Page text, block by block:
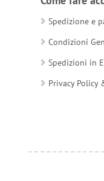
Spedizione e
Condizioni
Spedizioni in
Privacy Policy